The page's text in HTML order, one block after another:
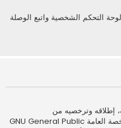
التحكم الشخصية واتبع الوصلة
إطلاقه وترخصيه من
. هذا المنتج متاح تحت الرخصة العامة GNU General Public